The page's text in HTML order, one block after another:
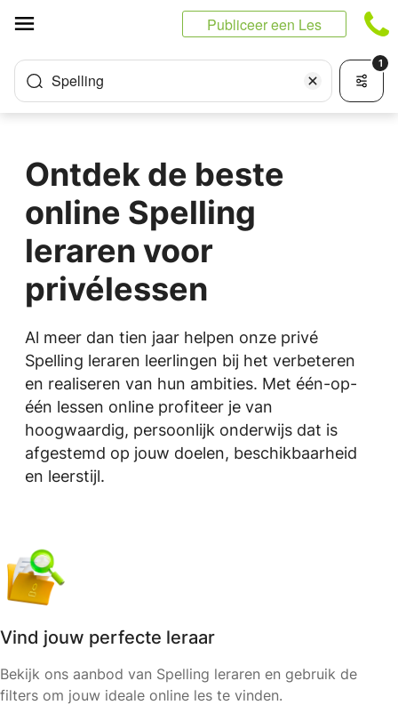
Publiceer een Les
Spelling
1
Ontdek de beste
online Spelling
leraren voor
privélessen
Al meer dan tien jaar helpen onze privé
Spelling leraren leerlingen bij het verbeteren
en realiseren van hun ambities. Met één-op-
één lessen online profiteer je van
hoogwaardig, persoonlijk onderwijs dat is
afgestemd op jouw doelen, beschikbaarheid
en leerstijl.
Vind jouw perfecte leraar
Bekijk ons aanbod van Spelling leraren en gebruik de
filters om jouw ideale online les te vinden.